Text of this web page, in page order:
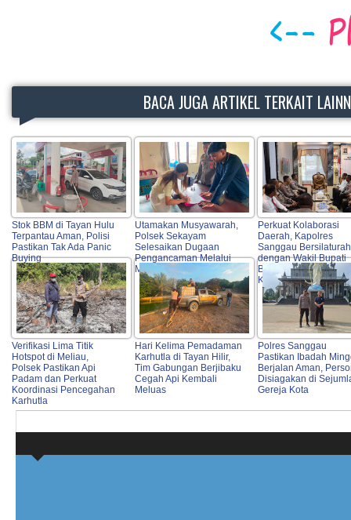
BACA JUGA ARTIKEL TERKAIT
Stok BBM di Tayan Hulu
Terpantau Aman, Polisi
Pastikan Tak Ada Panic
Buying
Utamakan Musyawarah,
Polsek Sekayam
Selesaikan Dugaan
Pengancaman Melalui
Mediasi
Perkuat Kolaborasi
Daerah, Kapolres
Sanggau
dengan Wakil Bupati
Bangun Sinergi untuk
Kamtibmas
Verifikasi Lima Titik
Hotspot di Meliau,
Polsek Pastikan Api
Padam dan Perkuat
Koordinasi Pencegahan
Karhutla
Hari Kelima Pemadaman
Karhutla di Tayan Hilir,
Tim Gabungan Berjibaku
Cegah Api Kembali
Meluas
Polres Sanggau
Pastikan Ibadah
Berjalan Aman,
Disiagakan di
Gereja Kota